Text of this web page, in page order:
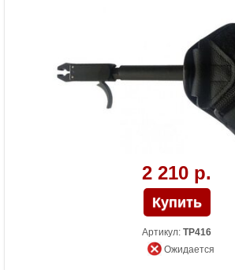
2 210 р.
Артикул: TP416
Ожидается